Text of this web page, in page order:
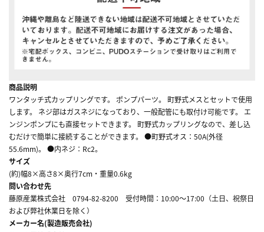
商品説明
ワンタッチ式カップリングです。 ポンプパーツ。 町野式メスとセットで使用
します。 ネジ部はガスネジになっており、一般配管にも取付け可能です。 エ
ンジンポンプにも直接セットできます。 町野式カップリングなので、差し込
むだけで簡単に接続することができます。 ●町野式オス：50A(外径
55.6mm)。 ●内ネジ：Rc2。
サイズ
(約)幅8×高さ8×奥行7cm・重量0.6kg
問い合わせ先
藤原産業株式会社 0794-82-8200 受付時間：10:00～17:00（土日、祝祭日
および弊社休業日を除く）
メーカー名(製造販売会社)